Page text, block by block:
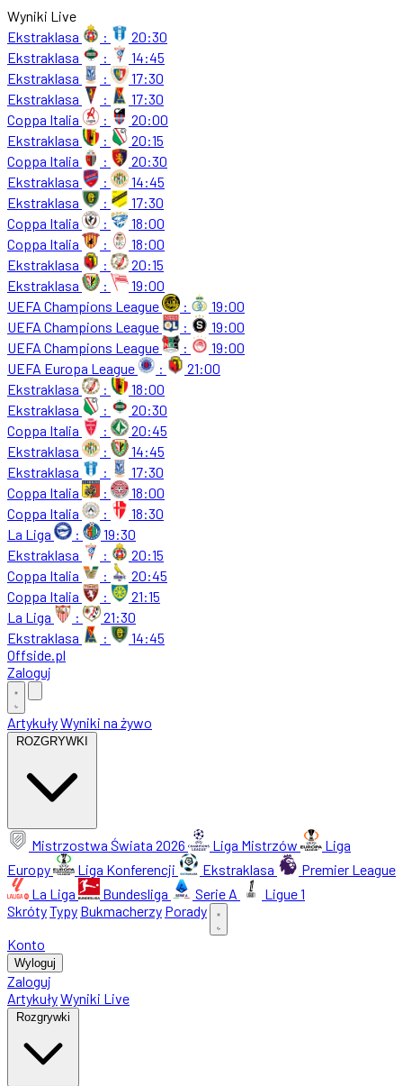
Wyniki Live
Ekstraklasa
:
20:30
Ekstraklasa
:
14:45
Ekstraklasa
:
17:30
Ekstraklasa
:
17:30
Coppa Italia
:
20:00
Ekstraklasa
:
20:15
Coppa Italia
:
20:30
Ekstraklasa
:
14:45
Ekstraklasa
:
17:30
Coppa Italia
:
18:00
Coppa Italia
:
18:00
Ekstraklasa
:
20:15
Ekstraklasa
:
19:00
UEFA Champions League
:
19:00
UEFA Champions League
:
19:00
UEFA Champions League
:
19:00
UEFA Europa League
:
21:00
Ekstraklasa
:
18:00
Ekstraklasa
:
20:30
Coppa Italia
:
20:45
Ekstraklasa
:
14:45
Ekstraklasa
:
17:30
Coppa Italia
:
18:00
Coppa Italia
:
18:30
La Liga
:
19:30
Ekstraklasa
:
20:15
Coppa Italia
:
20:45
Coppa Italia
:
21:15
La Liga
:
21:30
Ekstraklasa
:
14:45
Offside.pl
Zaloguj
ArtykułyWyniki na żywo
ROZGRYWKI
Mistrzostwa Świata 2026 Liga Mistrzów
Liga
Europy
Liga Konferencji Ekstraklasa
Premier League
La Liga
Bundesliga Serie A
Ligue 1
SkrótyTypy Bukmacherzy Porady
Konto
Wyloguj
Zaloguj
ArtykułyWyniki Live
Rozgrywki